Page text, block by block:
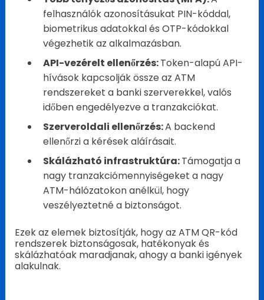
felhasználók azonosításukat PIN-kóddal,
biometrikus adatokkal és OTP-kódokkal
végezhetik az alkalmazásban.
API-vezérelt ellenőrzés:Token-alapú API-
hívások kapcsolják össze az ATM
rendszereket a banki szerverekkel, valós
időben engedélyezve a tranzakciókat.
Szerveroldali ellenőrzés:A backend
ellenőrzi a kérések aláírásait.
Skálázható infrastruktúra:Támogatja a
nagy tranzakciómennyiségeket a nagy
ATM-hálózatokon anélkül, hogy
veszélyeztetné a biztonságot.
Ezek az elemek biztosítják, hogy az ATM QR-kód
rendszerek biztonságosak, hatékonyak és
skálázhatóak maradjanak, ahogy a banki igények
alakulnak.